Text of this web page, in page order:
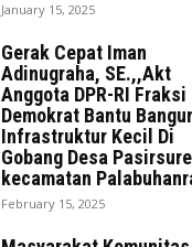
January 15, 2025
Gerak Cepat Iman
Adinugraha, SE.,,Akt
Anggota DPR-RI Fraksi
Demokrat Bantu
Infrastruktur Kecil Di
Gobang Desa
kecamatan
February 15, 2025